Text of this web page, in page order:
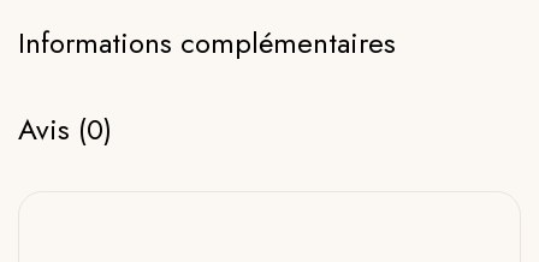
Informations complémentaires
Avis (0)